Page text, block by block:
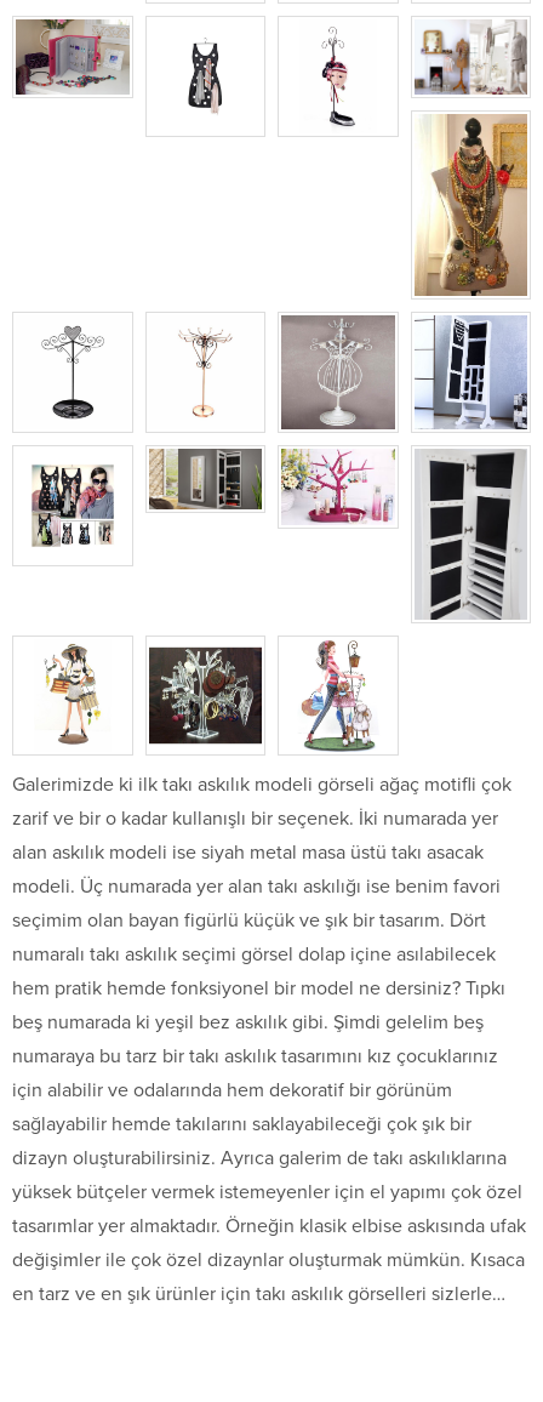
Galerimizde ki ilk takı askılık modeli görseli ağaç motifli çok
zarif ve bir o kadar kullanışlı bir seçenek. İki numarada yer
alan askılık modeli ise siyah metal masa üstü takı asacak
modeli. Üç numarada yer alan takı askılığı ise benim favori
seçimim olan bayan figürlü küçük ve şık bir tasarım. Dört
numaralı takı askılık seçimi görsel dolap içine asılabilecek
hem pratik hemde fonksiyonel bir model ne dersiniz? Tıpkı
beş numarada ki yeşil bez askılık gibi. Şimdi gelelim beş
numaraya bu tarz bir takı askılık tasarımını kız çocuklarınız
için alabilir ve odalarında hem dekoratif bir görünüm
sağlayabilir hemde takılarını saklayabileceği çok şık bir
dizayn oluşturabilirsiniz. Ayrıca galerim de takı askılıklarına
yüksek bütçeler vermek istemeyenler için el yapımı çok özel
tasarımlar yer almaktadır. Örneğin klasik elbise askısında ufak
değişimler ile çok özel dizaynlar oluşturmak mümkün. Kısaca
en tarz ve en şık ürünler için takı askılık görselleri sizlerle…